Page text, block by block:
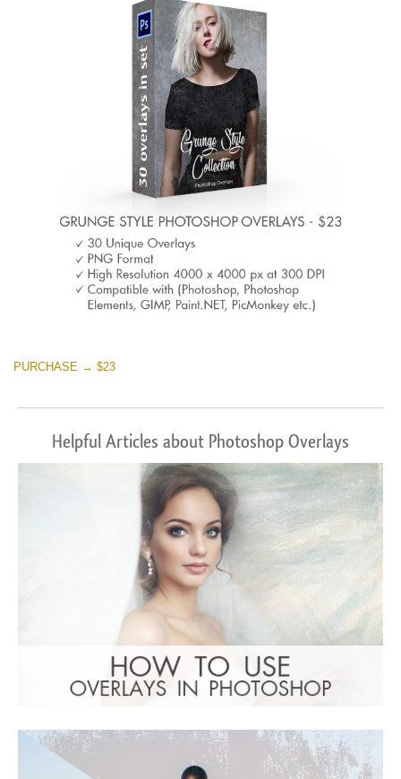
PURCHASE → $23
Helpful Articles about Photoshop Overlays